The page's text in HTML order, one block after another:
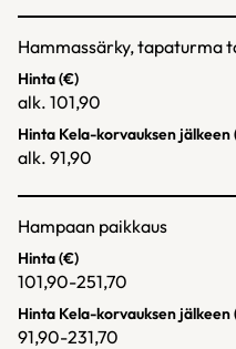
Hammassärky, tapaturma
Hinta (€)
alk. 101,90
Hinta Kela-korvauksen jälkeen
alk. 91,90
Hampaan paikkaus
Hinta (€)
101,90-251,70
Hinta Kela-korvauksen jälkeen
91,90-231,70